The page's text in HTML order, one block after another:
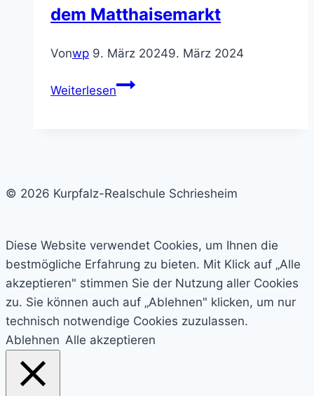
dem Matthaisemarkt
Vonwp 9. März 20249. März 2024
WeiterlesenBreakdance
© 2026 Kurpfalz-Realschule Schriesheim
Diese Website verwendet Cookies, um Ihnen die
bestmögliche Erfahrung zu bieten. Mit Klick auf „Alle
akzeptieren" stimmen Sie der Nutzung aller Cookies
zu. Sie können auch auf „Ablehnen" klicken, um nur
technisch notwendige Cookies zuzulassen.
Ablehnen Alle akzeptieren